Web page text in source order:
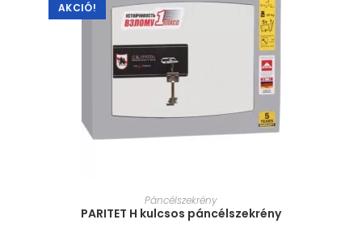
AKCIÓ!
MÉRET VÁLASZTÁSA
Páncélszekrény
PARITET H kulcsos páncélszekrény